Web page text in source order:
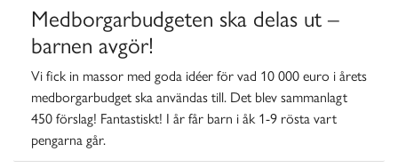
Medborgarbudgeten ska delas ut –
barnen avgör!
Vi fick in massor med goda idéer för vad 10 000 euro i årets
medborgarbudget ska användas till. Det blev sammanlagt
450 förslag! Fantastiskt! I år får barn i åk 1-9 rösta vart
pengarna går.